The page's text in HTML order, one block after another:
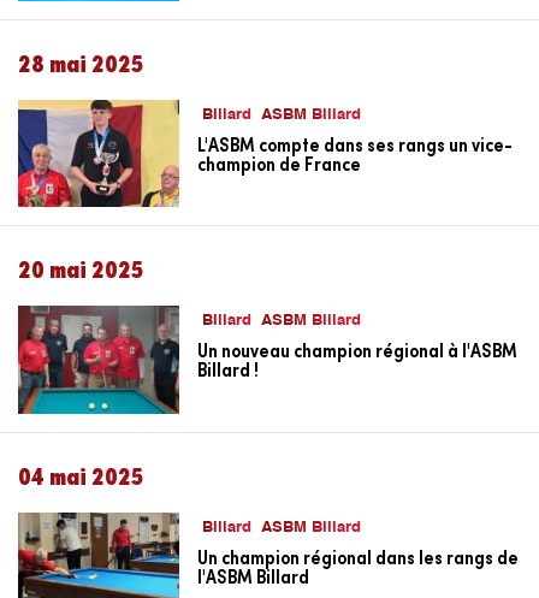
28 mai 2025
Billard ASBM Billard
L'ASBM compte dans ses rangs un vice-
champion de France
20 mai 2025
Billard ASBM Billard
Un nouveau champion régional à l'ASBM
Billard !
04 mai 2025
Billard ASBM Billard
Un champion régional dans les rangs de
l'ASBM Billard